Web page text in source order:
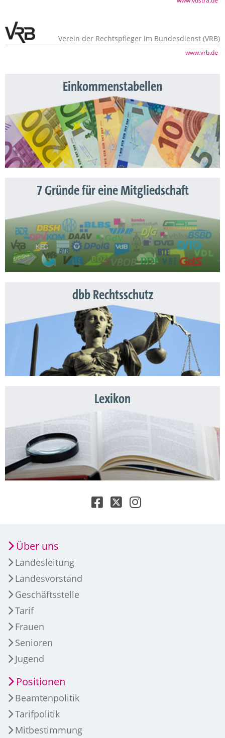
Verein der Rechtspfleger im Bundesdienst (VRB)
www.vrb.de
Einkommenstabellen
7 Gründe für eine Mitgliedschaft
dbb Rechtsschutz
Lexikon
Über uns
Landesleitung
Landesvorstand
Geschäftsstelle
Tarif
Frauen
Senioren
Jugend
Positionen
Beamtenpolitik
Tarifpolitik
Mitbestimmung